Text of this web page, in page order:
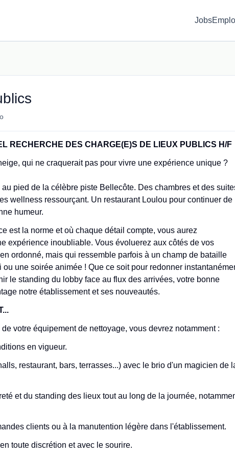
Jobs
RECHERCHE DES CHARGE(E)S DE LIEUX PUBLICS H/F
qui ne craquerait pas pour vivre une expérience unique ?
pied de la célèbre piste Bellecôte. Des chambres et des
wellness ressourçant. Un restaurant Loulou pour continuer de
humeur.
est la norme et où chaque détail compte, vous aurez
expérience inoubliable. Vous évoluerez aux côtés de vos
ordonné, mais qui ressemble parfois à un champ de bataille
une soirée animée ! Que ce soit pour redonner
le standing du lobby face au flux des arrivées, votre bonne
notre établissement et ses nouveautés.
votre équipement de nettoyage, vous devrez notamment :
en vigueur.
restaurant, bars, terrasses...) avec le brio d'un magicien de
et du standing des lieux tout au long de la journée,
clients ou à la manutention légère dans l'établissement.
toute discrétion et avec le sourire.